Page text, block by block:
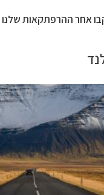
אחר ההרפתקאות שלנו